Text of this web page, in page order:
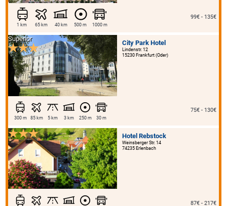
1 km 65 km 40 km 500 m 1000 m
99€ - 135€
City Park Hotel
Lindenstr. 12
15230 Frankfurt (Oder)
Superior
300 m 85 km 5 km 3 km 250 m 30 m
75€ - 130€
Hotel Rebstock
Weinsberger Str. 14
74235 Erlenbach
87€ - 217€